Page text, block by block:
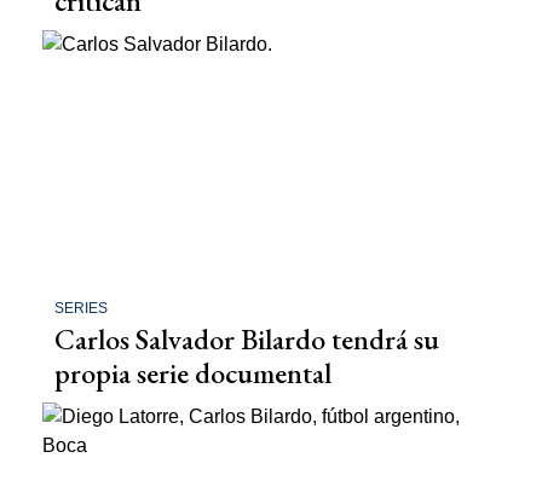
SERIES
Carlos Salvador Bilardo tendrá su
propia serie documental